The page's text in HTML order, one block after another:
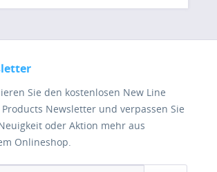
Sie den kostenlosen New Line
Products Newsletter und verpassen Sie
oder Aktion mehr aus
Onlineshop.